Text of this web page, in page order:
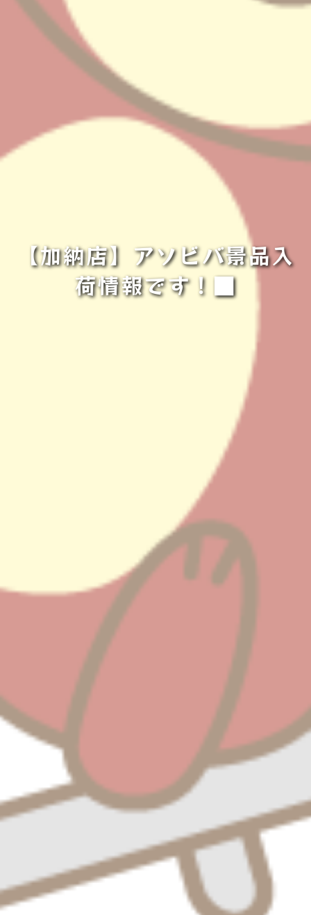
【加納店】アソビバ景品入
荷情報です！■